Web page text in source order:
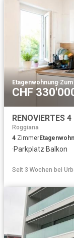
Etagenwohnung·Zum
CHF
RENOVIERTES
Roggiana
4 Zimmer
·Parkplatz·Balkon
Seit 3 Wochen bei